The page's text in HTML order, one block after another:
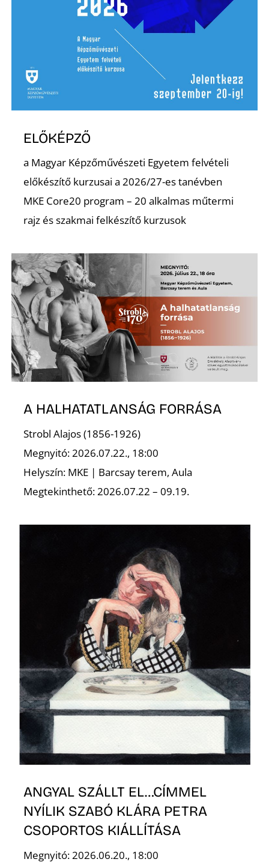
ELŐKÉPZŐ
a Magyar Képzőművészeti Egyetem felvételi
előkészítő kurzusai a 2026/27-es tanévben
MKE Core20 program – 20 alkalmas műtermi
rajz és szakmai felkészítő kurzusok
A HALHATATLANSÁG FORRÁSA
Strobl Alajos (1856-1926)
Megnyitó: 2026.07.22., 18:00
Helyszín: MKE | Barcsay terem, Aula
Megtekinthető: 2026.07.22 – 09.19.
ANGYAL SZÁLLT EL…CÍMMEL
NYÍLIK SZABÓ KLÁRA PETRA
CSOPORTOS KIÁLLÍTÁSA
Megnyitó: 2026.06.20., 18:00